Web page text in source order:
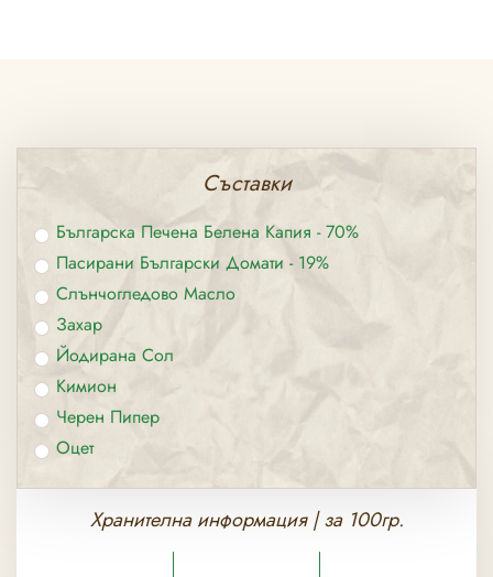
Съставки
Българска Печена Белена Капия - 70%
Пасирани Български Домати - 19%
Слънчогледово Масло
Захар
Йодирана Сол
Кимион
Черен Пипер
Оцет
Хранителна информация | за 100гр.